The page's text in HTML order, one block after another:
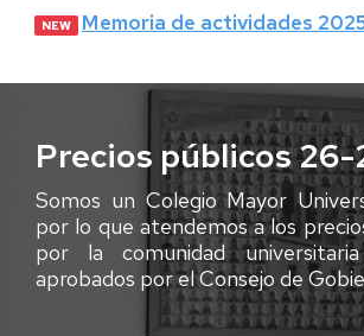
Memoria de actividades
Precios públicos
Somos un Colegio Mayor
por lo que atendemos a los
por la comunidad
aprobados por el Consejo de